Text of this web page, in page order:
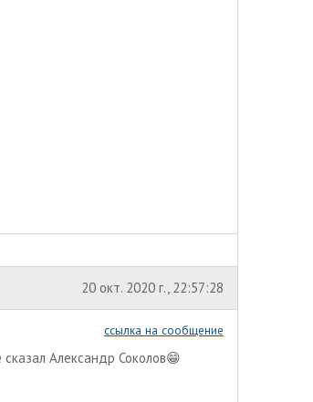
20 окт. 2020 г., 22:57:28
ссылка на сообщение
Александр Соколов😁